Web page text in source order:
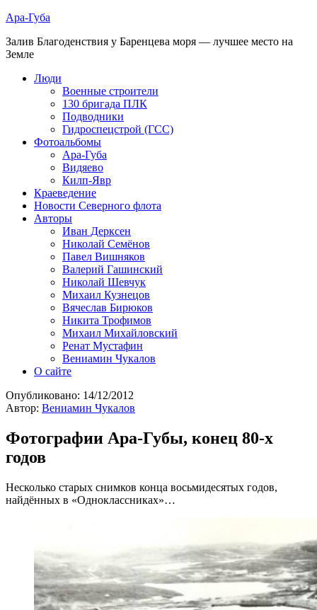
Ара-Губа
Залив Благоденствия у Баренцева моря — лучшее место на
Земле
Люди
Военные строители
130 бригада ПЛК
Подводники
Гидроспецстрой (ГСС)
Фотоальбомы
Ара-Губа
Видяево
Килп-Явр
Краеведение
Новости Северного флота
Авторы
Иван Дерксен
Николай Семёнов
Павел Вишняков
Валерий Гашинский
Николай Шевчук
Михаил Кузнецов
Вячеслав Бирюков
Никита Трофимов
Михаил Михайловский
Ренат Мустафин
Вениамин Чукалов
О сайте
Опубликовано: 14/12/2012
Автор: Вениамин Чукалов
Фотографии Ара-Губы, конец 80-х
годов
Несколько старых снимков конца восьмидесятых годов,
найдённых в «Одноклассниках»…